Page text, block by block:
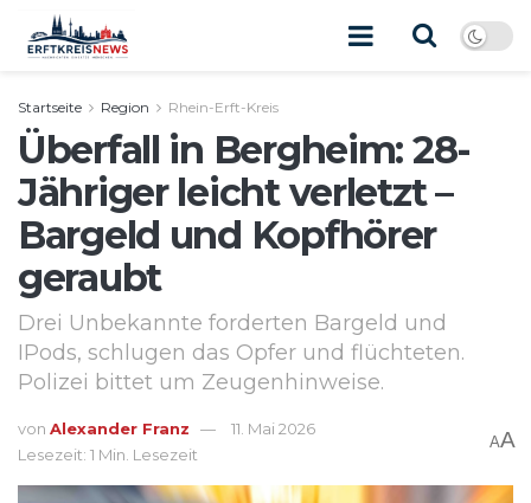
Startseite Region Rhein-Erft-Kreis
Überfall in Bergheim: 28-
Jähriger leicht verletzt –
Bargeld und Kopfhörer
geraubt
Drei Unbekannte forderten Bargeld und
IPods, schlugen das Opfer und flüchteten.
Polizei bittet um Zeugenhinweise.
von Alexander Franz
11. Mai 2026
Lesezeit: 1 Min. Lesezeit
AA